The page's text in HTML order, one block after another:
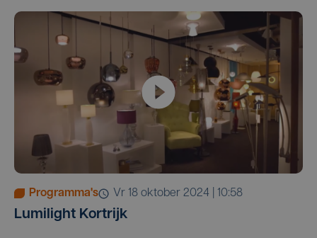
Programma's vr 18 oktober 2024 | 10:58
Lumilight Kortrijk